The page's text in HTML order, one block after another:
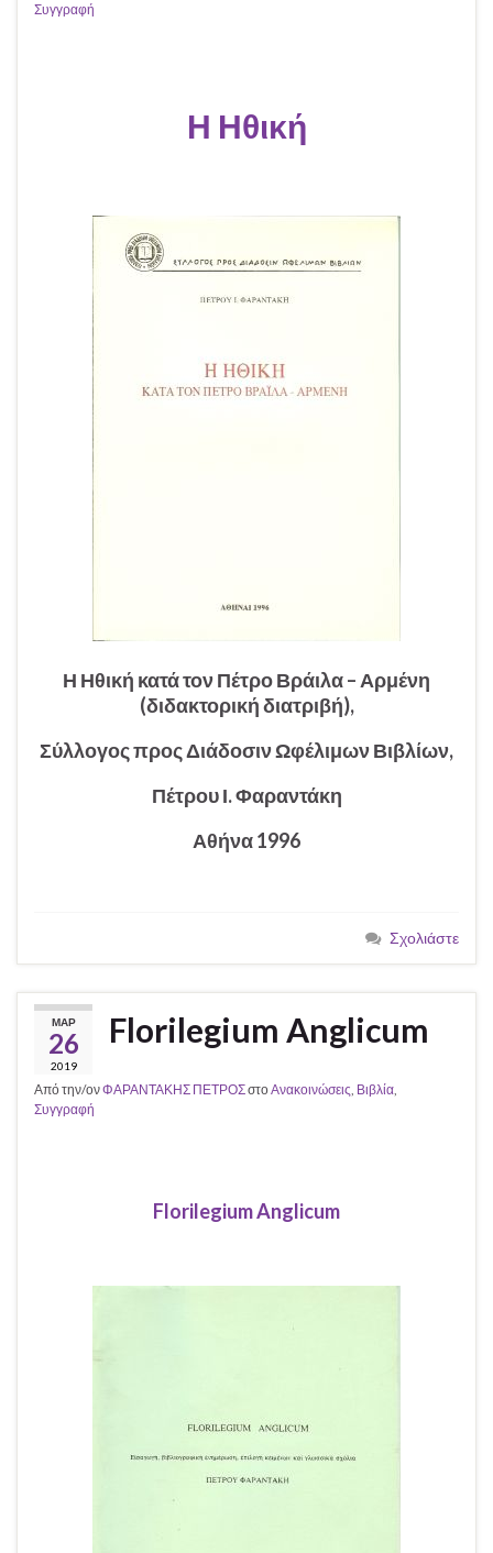
Συγγραφή
Η Ηθική
Η Ηθική κατά τον Πέτρο Βράιλα – Αρμένη
(διδακτορική διατριβή),
Σύλλογος προς Διάδοσιν Ωφέλιμων Βιβλίων,
Πέτρου Ι. Φαραντάκη
Αθήνα 1996
Σχολιάστε
ΜΑΡ
26
2019
Florilegium Anglicum
Από την/ονΦΑΡΑΝΤΑΚΗΣ ΠΕΤΡΟΣστοΑνακοινώσεις, Βιβλία,
Συγγραφή
Florilegium Anglicum